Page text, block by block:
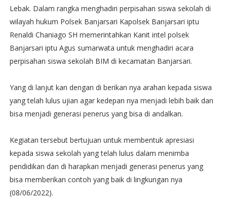
Lebak. Dalam rangka menghadiri perpisahan siswa sekolah di
wilayah hukum Polsek Banjarsari Kapolsek Banjarsari iptu
Renaldi Chaniago SH memerintahkan Kanit intel polsek
Banjarsari iptu Agus sumarwata untuk menghadiri acara
perpisahan siswa sekolah BIM di kecamatan Banjarsari.
Yang di lanjut kan dengan di berikan nya arahan kepada siswa
yang telah lulus ujian agar kedepan nya menjadi lebih baik dan
bisa menjadi generasi penerus yang bisa di andalkan.
Kegiatan tersebut bertujuan untuk membentuk apresiasi
kepada siswa sekolah yang telah lulus dalam menimba
pendidikan dan di harapkan menjadi generasi penerus yang
bisa memberikan contoh yang baik di lingkungan nya
(08/06/2022).